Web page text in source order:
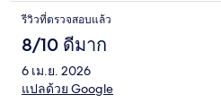
รีวิวที่ตรวจสอบแล้ว
8/10 ดีมาก
6 เม.ย. 2026
แปลด้วย Google